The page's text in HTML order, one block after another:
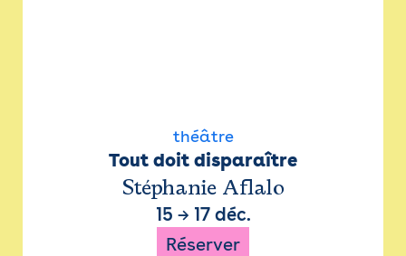
théâtre
Tout doit disparaître
Stéphanie Aflalo
15 → 17 déc.
Réserver